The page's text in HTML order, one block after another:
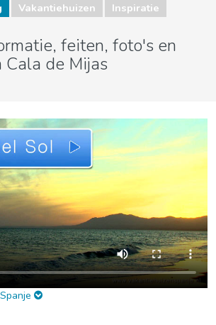
Vakantiehuizen Inspiratie
feiten, foto's en
de Mijas